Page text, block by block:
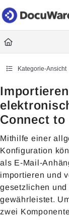
Fetch the complete
Use this file to
Kategorie-Ansicht
Connect to
Mithilfe einer
Konfiguration
als E-Mail-
importieren und
gesetzlichen
gewährleistet.
zwei